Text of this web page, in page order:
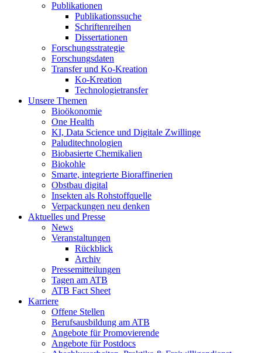
Publikationen
Publikationssuche
Schriftenreihen
Dissertationen
Forschungsstrategie
Forschungsdaten
Transfer und Ko-Kreation
Ko-Kreation
Technologietransfer
Unsere Themen
Bioökonomie
One Health
KI, Data Science und Digitale Zwillinge
Paluditechnologien
Biobasierte Chemikalien
Biokohle
Smarte, integrierte Bioraffinerien
Obstbau digital
Insekten als Rohstoffquelle
Verpackungen neu denken
Aktuelles und Presse
News
Veranstaltungen
Rückblick
Archiv
Pressemitteilungen
Tagen am ATB
ATB Fact Sheet
Karriere
Offene Stellen
Berufsausbildung am ATB
Angebote für Promovierende
Angebote für Postdocs